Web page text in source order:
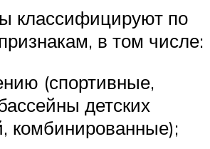
классифицируют по
в том числе:
(спортивные,
детских
комбинированные);